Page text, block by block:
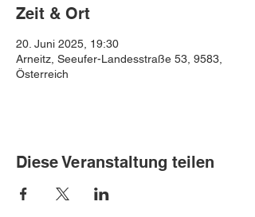
Zeit & Ort
20. Juni 2025, 19:30
Arneitz, Seeufer-Landesstraße 53, 9583,
Österreich
Diese Veranstaltung teilen